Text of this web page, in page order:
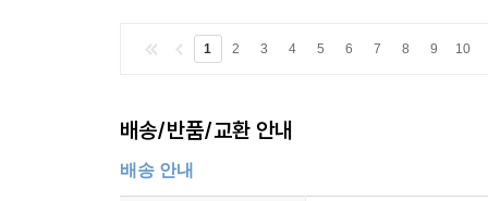
1 2 3 4 5 6 7 8 9 10
배송/반품/교환 안내
배송 안내